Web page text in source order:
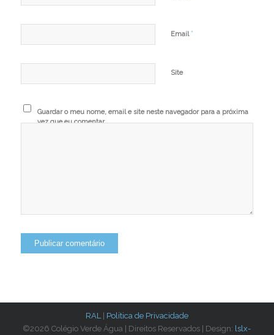
Email *
Site
Guardar o meu nome, email e site neste navegador para a próxima
vez que eu comentar.
RAL| Política de Privacidade
©2026 Colégio Verde Água | Direitos Reservados | Design: lslx-